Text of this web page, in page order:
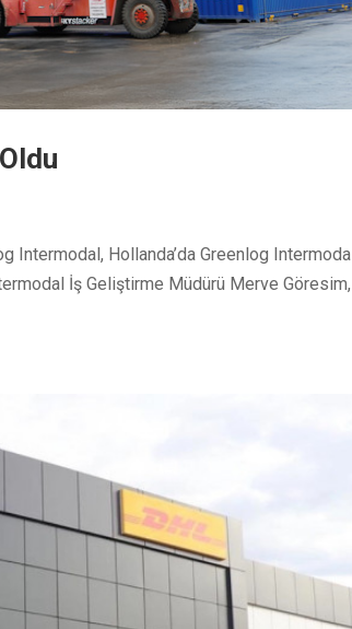
Intermodal, Hollanda’da Greenlog
İş Geliştirme Müdürü Merve Göresim,